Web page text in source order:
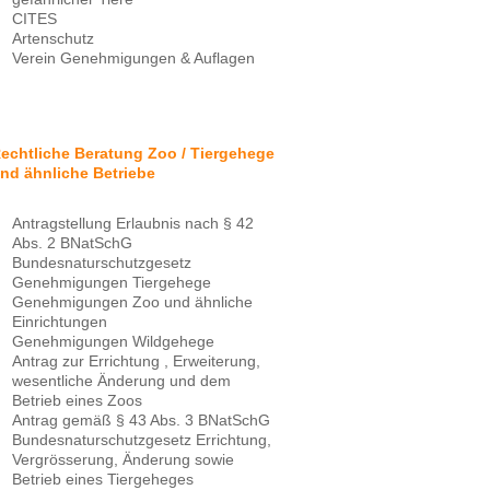
CITES
Artenschutz
Verein Genehmigungen & Auflagen
Beratung Zoo / Tiergehege
ähnliche Betriebe
Antragstellung Erlaubnis nach § 42
Abs. 2 BNatSchG
Bundesnaturschutzgesetz
Genehmigungen Tiergehege
Genehmigungen Zoo und ähnliche
Einrichtungen
Genehmigungen Wildgehege
Antrag zur Errichtung , Erweiterung,
wesentliche Änderung und dem
Betrieb eines Zoos
Antrag gemäß § 43 Abs. 3 BNatSchG
Bundesnaturschutzgesetz Errichtung,
Vergrösserung, Änderung sowie
Betrieb eines Tiergeheges